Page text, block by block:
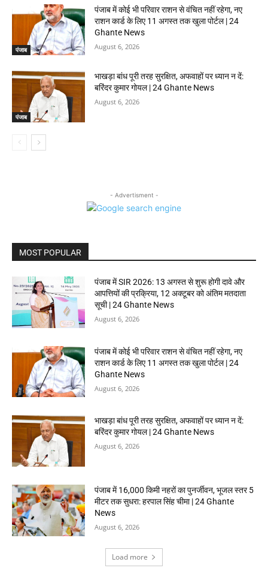
पंजाब
पंजाब में कोई भी परिवार राशन से वंचित नहीं रहेगा, नए
राशन कार्ड के लिए 11 अगस्त तक खुला पोर्टल | 24
Ghante News
August 6, 2026
पंजाब
भाखड़ा बांध पूरी तरह सुरक्षित, अफवाहों पर ध्यान न दें:
बरिंदर कुमार गोयल | 24 Ghante News
August 6, 2026
- Advertisment -
MOST POPULAR
पंजाब में SIR 2026: 13 अगस्त से शुरू होगी दावे और
आपत्तियों की प्रक्रिया, 12 अक्टूबर को अंतिम मतदाता
सूची | 24 Ghante News
August 6, 2026
पंजाब में कोई भी परिवार राशन से वंचित नहीं रहेगा, नए
राशन कार्ड के लिए 11 अगस्त तक खुला पोर्टल | 24
Ghante News
August 6, 2026
भाखड़ा बांध पूरी तरह सुरक्षित, अफवाहों पर ध्यान न दें:
बरिंदर कुमार गोयल | 24 Ghante News
August 6, 2026
पंजाब में 16,000 किमी नहरों का पुनर्जीवन, भूजल स्तर 5
मीटर तक सुधरा: हरपाल सिंह चीमा | 24 Ghante
News
August 6, 2026
Load more